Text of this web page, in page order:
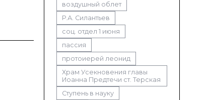
воздушный облет
Р.А. Силантьев
соц. отдел 1 июня
пассия
протоиерей леонид
Храм Усекновения главы
Иоанна Предтечи ст. Терская
Ступень в науку